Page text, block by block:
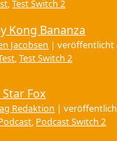
,Test Switch 2
Kong Bananza
Jacobsen |veröffentlicht
,Test Switch 2
Fox
Redaktion |
, Podcast Switch 2